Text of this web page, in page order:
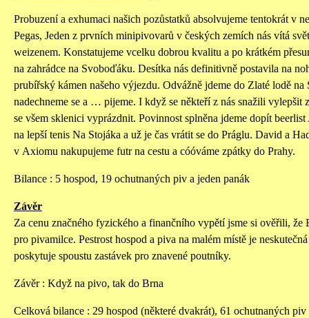
Probuzení a exhumaci našich pozůstatků absolvujeme tentokrát v
Pegas, Jeden z prvních minipivovarů v českých zemích nás vítá
weizenem. Konstatujeme vcelku dobrou kvalitu a po krátkém
na zahrádce na Svoboďáku. Desítka nás definitivně postavila na
prubířský kámen našeho výjezdu. Odvážně jdeme do Zlaté lodě na
nadechneme se a … pijeme. I když se někteří z nás snažili vylepšit
se všem sklenici vyprázdnit. Povinnost splněna jdeme dopít
na lepší tenis Na Stojáka a už je čas vrátit se do Práglu. David a
v Axiomu nakupujeme futr na cestu a cóóváme zpátky do Prahy.
Bilance : 5 hospod, 19 ochutnaných piv a jeden panák
Závěr
Za cenu značného fyzického a finančního vypětí jsme si ověřili,
pro pivamilce. Pestrost hospod a piva na malém místě je
poskytuje spoustu zastávek pro znavené poutníky.
Závěr : Když na pivo, tak do Brna
Celková bilance : 29 hospod (některé dvakrát), 61 ochutnaných